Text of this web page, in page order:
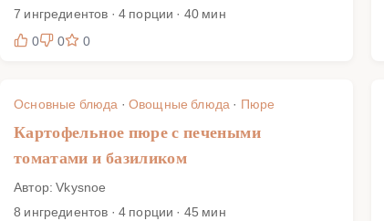
7 ингредиентов · 4 порции · 40 мин
0
0 0
Основные блюда · Овощные блюда · Пюре
Картофельное пюре с печеными
томатами и базиликом
Автор: Vkysnoe
8 ингредиентов · 4 порции · 45 мин